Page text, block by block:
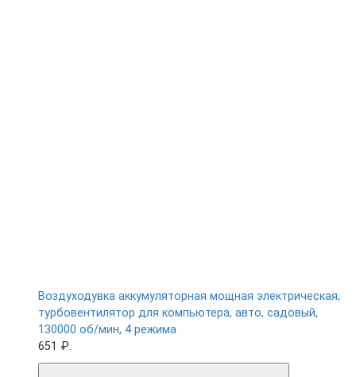
Воздуходувка аккумуляторная мощная электрическая,
турбовентилятор для компьютера, авто, садовый,
130000 об/мин, 4 режима
651 ₽.